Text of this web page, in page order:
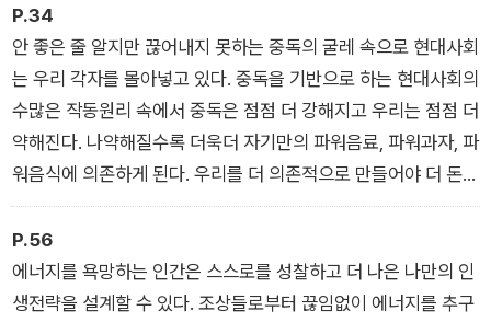
쾌락과 갈망에 이끌려 다니는 삶을 살도록 보고만 있을 수 없었
다. 오염된 욕망으로부터 사람들을 구해야겠다고 생각했다. 이 욕
망의 비밀을 알아낼 수 있다면 우리 인류는 자본주의가 만들어낸
병인 비만, 당뇨병, 심뇌혈관 질환이 없는 해방의 자유를 누릴 수
있다.
P.34
안 좋은 줄 알지만 끊어내지 못하는 중독의 굴레 속으로 현대사회
는 우리 각자를 몰아넣고 있다. 중독을 기반으로 하는 현대사회의
수많은 작동원리 속에서 중독은 점점 더 강해지고 우리는 점점 더
약해진다. 나약해질수록 더욱더 자기만의 파워음료, 파워과자, 파
워음식에 의존하게 된다. 우리를 더 의존적으로 만들어야 더 돈을
벌 수 있기에 식품산업은 점점 더 강력하고 교묘하게 우리 삶을
파고든다.
P.56
에너지를 욕망하는 인간은 스스로를 성찰하고 더 나은 나만의 인
생전략을 설계할 수 있다. 조상들로부터 끊임없이 에너지를 추구